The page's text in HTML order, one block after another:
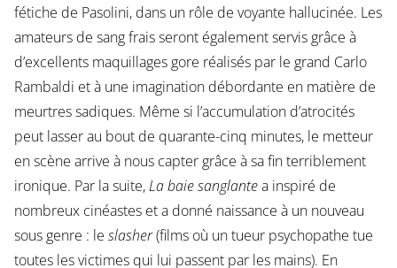
fétiche de Pasolini, dans un rôle de voyante hallucinée. Les
amateurs de sang frais seront également servis grâce à
d’excellents maquillages gore réalisés par le grand Carlo
Rambaldi et à une imagination débordante en matière de
meurtres sadiques. Même si l’accumulation d’atrocités
peut lasser au bout de quarante-cinq minutes, le metteur
en scène arrive à nous capter grâce à sa fin terriblement
ironique. Par la suite,La baie sanglantea inspiré de
nombreux cinéastes et a donné naissance à un nouveau
sous genre : le slasher(films où un tueur psychopathe tue
toutes les victimes qui lui passent par les mains). En